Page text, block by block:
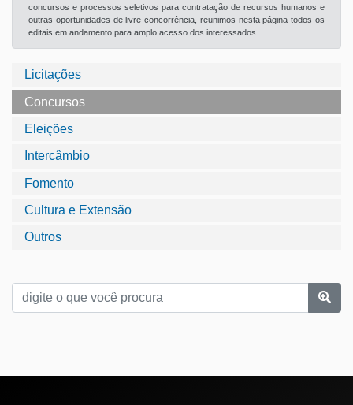
Licitações
Concursos
Eleições
Intercâmbio
Fomento
Cultura e Extensão
Outros
concursos e processos seletivos para contratação de recursos humanos e
outras oportunidades de livre concorrência, reunimos nesta página todos os
editais em andamento para amplo acesso dos interessados.